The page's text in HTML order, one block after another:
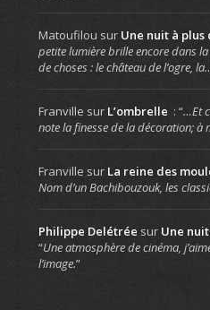
Matoufilou sur Une nuit à
petite lumière brille encore dans
de choses : le château de l’ogre,
Franville sur L’ombrelle : “…Et
note la finesse de la décoration; à
Franville sur La reine des
Nom d’un Bachibouzouk, les
Philippe Delétrée sur Une
“Une atmosphère de cinéma,
l’image.”